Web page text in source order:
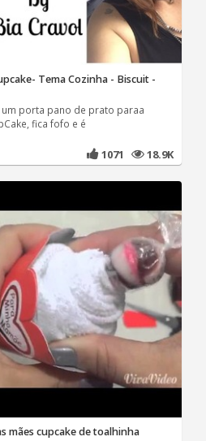
Tema Cozinha - Biscuit -
porta pano de prato paraa
fica fofo e é
1071 18.9K
mães cupcake de toalhinha